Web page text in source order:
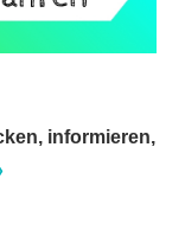
informieren,